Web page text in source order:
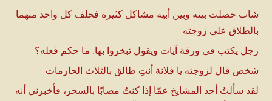
شاب حصلت بينه وبين أبيه مشاكل كثيرة فحلف كل واحد منهما
بالطلاق على زوجته
رجل يكتب في ورقة آيات ويقول تبخروا بها. ما حكم فعله؟
شخص قال لزوجته يا فلانة أنتِ طالق بالثلاث الحارمات
لقد سألتُ أحد المشايخ عمّا إذا كنتُ مصابًا بالسحر، فأخبرني أنه